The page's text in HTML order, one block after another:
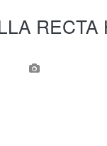
RECTA